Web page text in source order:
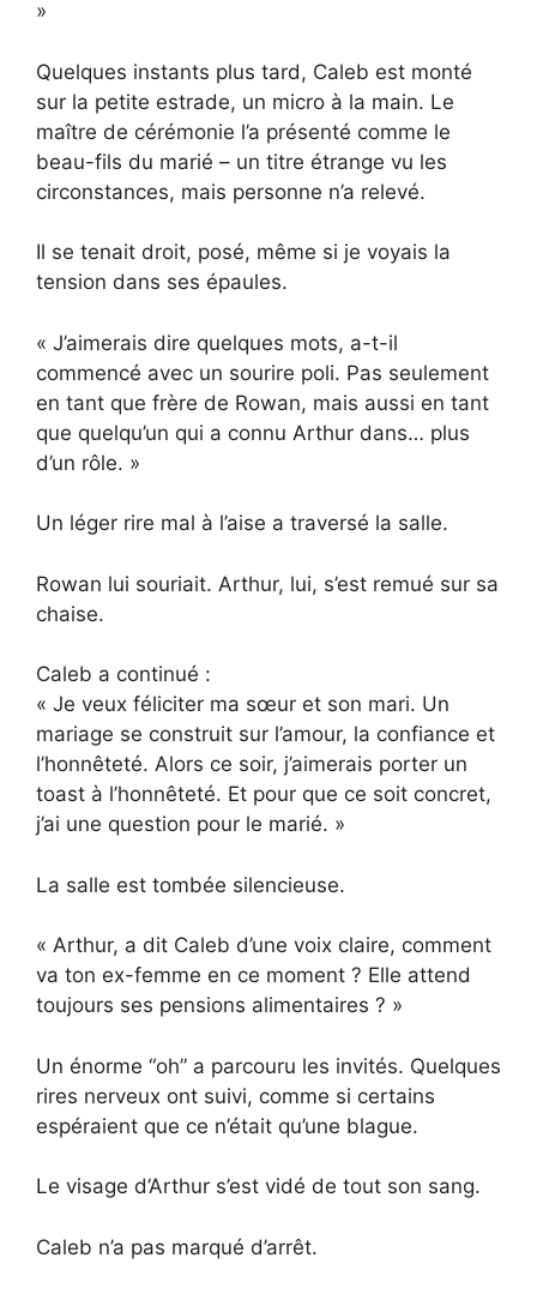
»
Quelques instants plus tard, Caleb est monté
sur la petite estrade, un micro à la main. Le
maître de cérémonie l’a présenté comme le
beau-fils du marié – un titre étrange vu les
circonstances, mais personne n’a relevé.
Il se tenait droit, posé, même si je voyais la
tension dans ses épaules.
« J’aimerais dire quelques mots, a-t-il
commencé avec un sourire poli. Pas seulement
en tant que frère de Rowan, mais aussi en tant
que quelqu’un qui a connu Arthur dans… plus
d’un rôle. »
Un léger rire mal à l’aise a traversé la salle.
Rowan lui souriait. Arthur, lui, s’est remué sur sa
chaise.
Caleb a continué :
« Je veux féliciter ma sœur et son mari. Un
mariage se construit sur l’amour, la confiance et
l’honnêteté. Alors ce soir, j’aimerais porter un
toast à l’honnêteté. Et pour que ce soit concret,
j’ai une question pour le marié. »
La salle est tombée silencieuse.
« Arthur, a dit Caleb d’une voix claire, comment
va ton ex-femme en ce moment ? Elle attend
toujours ses pensions alimentaires ? »
Un énorme “oh” a parcouru les invités. Quelques
rires nerveux ont suivi, comme si certains
espéraient que ce n’était qu’une blague.
Le visage d’Arthur s’est vidé de tout son sang.
Caleb n’a pas marqué d’arrêt.